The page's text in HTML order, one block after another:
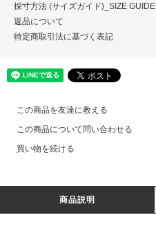
採寸方法 (サイズガイド)_SIZE GUIDE
返品について
特定商取引法に基づく表記
この商品を友達に教える
この商品について問い合わせる
買い物を続ける
商品説明